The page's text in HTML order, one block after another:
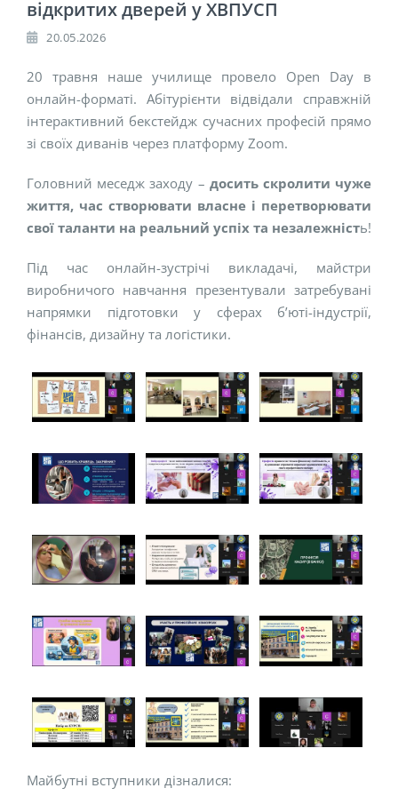
відкритих дверей у ХВПУСП
20.05.2026
20 травня наше училище провело Open Day в
онлайн-форматі. Абітурієнти відвідали справжній
інтерактивний бекстейдж сучасних професій прямо
зі своїх диванів через платформу Zoom.
Головний меседж заходу – досить скролити чуже
життя, час створювати власне і перетворювати
свої таланти на реальний успіх та незалежність!
Під час онлайн-зустрічі викладачі, майстри
виробничого навчання презентували затребувані
напрямки підготовки у сферах б’юті-індустрії,
фінансів, дизайну та логістики.
Майбутні вступники дізналися: